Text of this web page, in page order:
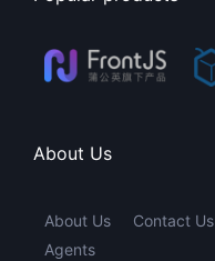
About Us
About Us Contact Us
Agents